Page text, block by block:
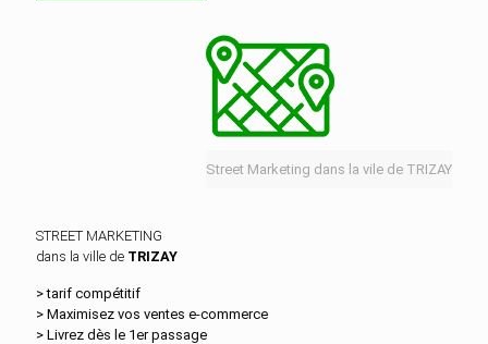
Street Marketing dans la vile de TRIZAY
STREET MARKETING
dans la ville de TRIZAY
> tarif compétitif
> Maximisez vos ventes e‑commerce
> Livrez dès le 1er passage